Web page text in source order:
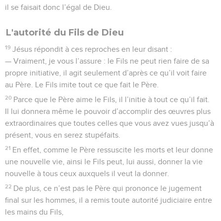
il se faisait donc l’égal de Dieu.
L'autorité du Fils de Dieu
19 Jésus répondit à ces reproches en leur disant :
— Vraiment, je vous l’assure : le Fils ne peut rien faire de sa
propre initiative, il agit seulement d’après ce qu’il voit faire
au Père. Le Fils imite tout ce que fait le Père.
20 Parce que le Père aime le Fils, il l’initie à tout ce qu’il fait.
Il lui donnera même le pouvoir d’accomplir des œuvres plus
extraordinaires que toutes celles que vous avez vues jusqu’à
présent, vous en serez stupéfaits.
21 En effet, comme le Père ressuscite les morts et leur donne
une nouvelle vie, ainsi le Fils peut, lui aussi, donner la vie
nouvelle à tous ceux auxquels il veut la donner.
22 De plus, ce n’est pas le Père qui prononce le jugement
final sur les hommes, il a remis toute autorité judiciaire entre
les mains du Fils,